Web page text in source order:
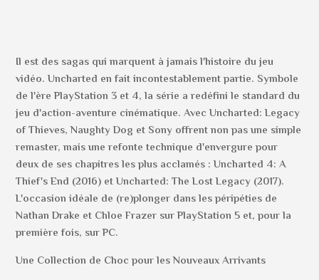
Il est des sagas qui marquent à jamais l'histoire du jeu
vidéo. Uncharted en fait incontestablement partie. Symbole
de l'ère PlayStation 3 et 4, la série a redéfini le standard du
jeu d'action-aventure cinématique. Avec Uncharted: Legacy
of Thieves, Naughty Dog et Sony offrent non pas une simple
remaster, mais une refonte technique d'envergure pour
deux de ses chapitres les plus acclamés : Uncharted 4: A
Thief's End (2016) et Uncharted: The Lost Legacy (2017).
L'occasion idéale de (re)plonger dans les péripéties de
Nathan Drake et Chloe Frazer sur PlayStation 5 et, pour la
première fois, sur PC.
Une Collection de Choc pour les Nouveaux Arrivants